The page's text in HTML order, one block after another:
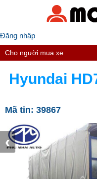
Đăng nhập
Cho người mua xe
Hyundai
Mã tin: 39867
‹